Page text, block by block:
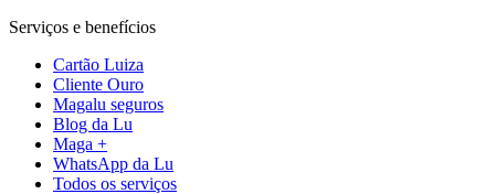
Serviços e benefícios
Cartão Luiza
Cliente Ouro
Magalu seguros
Blog da Lu
Maga +
WhatsApp da Lu
Todos os serviços